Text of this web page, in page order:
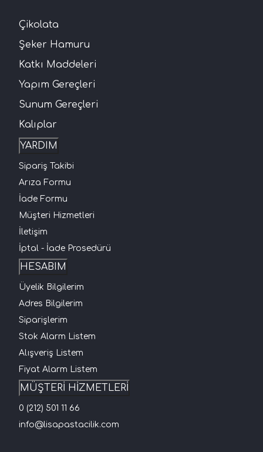
Çikolata
Şeker Hamuru
Katkı Maddeleri
Yapım Gereçleri
Sunum Gereçleri
Kalıplar
YARDIM
Sipariş Takibi
Arıza Formu
İade Formu
Müşteri Hizmetleri
İletişim
İptal - İade Prosedürü
HESABIM
Üyelik Bilgilerim
Adres Bilgilerim
Siparişlerim
Stok Alarm Listem
Alışveriş Listem
Fiyat Alarm Listem
MÜŞTERİ HİZMETLERİ
0 (212) 501 11 66
info@lisapastacilik.com